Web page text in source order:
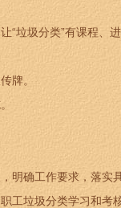
“垃圾分类”有课程、
牌。
确工作要求，落实具
工垃圾分类学习和考核